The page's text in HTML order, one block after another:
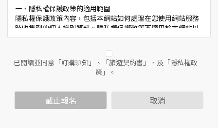
一、隱私權保護政策的適用範圍
隱私權保護政策內容，包括本網站如何處理在您使用網站服務
時收集到的個人識別資料。隱私權保護政策不適用於本網站以
外的相關連結網站，也不適用於非本網站所委託或參與管理的
二、個人資料的蒐集、處理及利用方式
當您造訪本網站或使用本網站所提供之功能服務時，我們將視
範圍內處理及利用您的個人資料；非經您書面同意，本網站不
會將個人資料用於其他用途。
已閱讀並同意「訂購須知」、「旅遊契約書」、及「隱私權政
策」。
截止報名 取消